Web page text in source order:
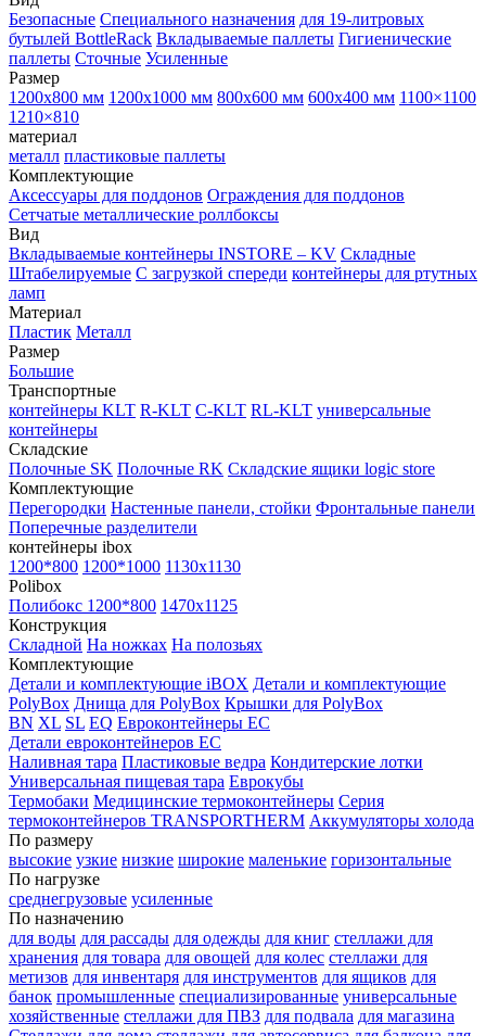
Безопасные Специального назначения для 19-литровых
бутылей BottleRack Вкладываемые паллеты Гигиенические
паллеты Сточные Усиленные
Размер
1200х800 мм 1200х1000 мм 800х600 мм 600х400 мм 1100×1100
1210×810
материал
металл пластиковые паллеты
Комплектующие
Аксессуары для поддонов Ограждения для поддонов
Сетчатые металлические роллбоксы
Вид
Вкладываемые контейнеры INSTORE – KV Складные
Штабелируемые С загрузкой спереди контейнеры для ртутных
ламп
Материал
Пластик Металл
Размер
Большие
Транспортные
контейнеры KLT R-KLT C-KLT RL-KLT универсальные
контейнеры
Складские
Полочные SK Полочные RK Складские ящики logic store
Комплектующие
Перегородки Настенные панели, стойки Фронтальные панели
Поперечные разделители
контейнеры ibox
1200*800 1200*1000 1130x1130
Polibox
Полибокс 1200*800 1470х1125
Конструкция
Складной На ножках На полозьях
Комплектующие
Детали и комплектующие iBOX Детали и комплектующие
PolyBox Днища для PolyBox Крышки для PolyBox
BN XL SL EQ Евроконтейнеры EC
Детали евроконтейнеров EC
Наливная тара Пластиковые ведра Кондитерские лотки
Универсальная пищевая тара Еврокубы
Термобаки Медицинские термоконтейнеры Серия
термоконтейнеров TRANSPORTHERM Аккумуляторы холода
По размеру
высокие узкие низкие широкие маленькие горизонтальные
По нагрузке
среднегрузовые усиленные
По назначению
для воды для рассады для одежды для книг стеллажи для
хранения для товара для овощей для колес стеллажи для
метизов для инвентаря для инструментов для ящиков для
банок промышленные специализированные универсальные
хозяйственные стеллажи для ПВЗ для подвала для магазина